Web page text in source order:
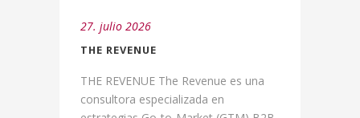
27. julio 2026
THE REVENUE
THE REVENUE The Revenue es una
consultora especializada en